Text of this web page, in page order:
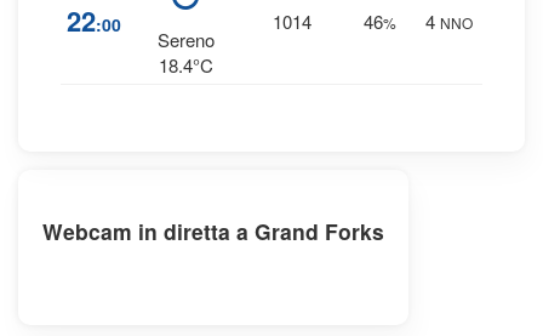
22:00
Sereno
18.4°C
1014 46% 4 NNO
Webcam in diretta a Grand Forks